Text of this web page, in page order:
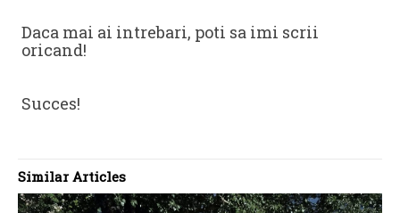
Daca mai ai intrebari, poti sa imi scrii
oricand!
Succes!
Similar Articles